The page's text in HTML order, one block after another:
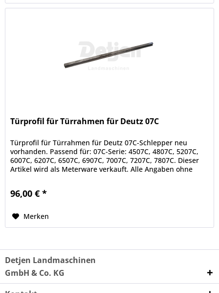
Türprofil für Türrahmen für Deutz 07C
Türprofil für Türrahmen für Deutz 07C-Schlepper neu
vorhanden. Passend für: 07C-Serie: 4507C, 4807C, 5207C,
6007C, 6207C, 6507C, 6907C, 7007C, 7207C, 7807C. Dieser
Artikel wird als Meterware verkauft. Alle Angaben ohne
96,00 € *
Merken
Detjen Landmaschinen
GmbH & Co. KG